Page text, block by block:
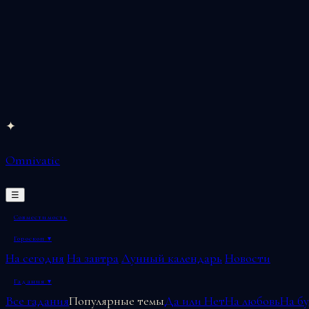
Перейти
содержимому
✦
Omnivatic
☰
Совместимость
Гороскоп ▾
На сегодня На завтраЛунный календарь Новости
Гадания ▾
Все гаданияПопулярные темыДа или НетНа любовьНа